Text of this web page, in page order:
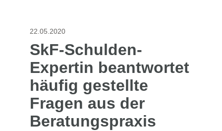
22.05.2020
SkF-Schulden-
Expertin beantwortet
häufig gestellte
Fragen aus der
Beratungspraxis